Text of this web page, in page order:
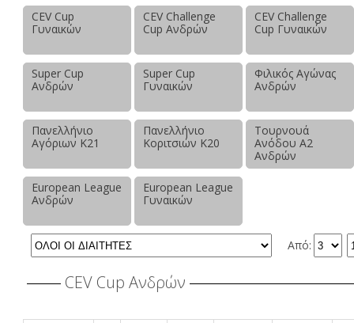
CEV Cup
Γυναικών
CEV Challenge
Cup Ανδρών
CEV Challenge
Cup Γυναικών
Super Cup
Ανδρών
Super Cup
Γυναικών
Φιλικός Αγώνας
Ανδρών
Πανελλήνιο
Αγόριων Κ21
Πανελλήνιο
Κοριτσιών Κ20
Τουρνουά
Ανόδου Α2
Ανδρών
European League
Ανδρών
European League
Γυναικών
Από:
CEV Cup Ανδρών